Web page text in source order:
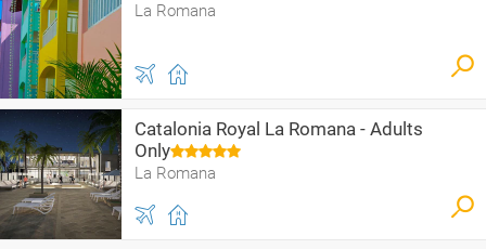
La Romana
Catalonia Royal La Romana - Adults
Only
La Romana